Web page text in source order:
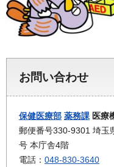
お問い合わせ
保健医療部 薬務課 医療
郵便番号330-9301 埼玉
号 本庁舎4階
電話： 048-830-3640